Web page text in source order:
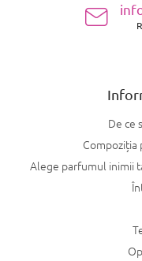
De ce
Compoziția
Alege parfumul inimii